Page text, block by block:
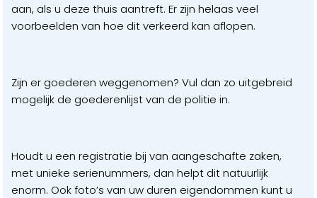
aan, als u deze thuis aantreft. Er zijn helaas veel
voorbeelden van hoe dit verkeerd kan aflopen.
Zijn er goederen weggenomen? Vul dan zo uitgebreid
mogelijk de goederenlijst van de politie in.
Houdt u een registratie bij van aangeschafte zaken,
met unieke serienummers, dan helpt dit natuurlijk
enorm. Ook foto’s van uw duren eigendommen kunt u